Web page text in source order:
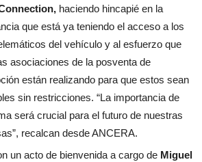
haciendo hincapié en la
que está ya teniendo el acceso a los
del vehículo y al esfuerzo que
asociaciones de la posventa de
están realizando para que estos sean
sin restricciones. “La importancia de
será crucial para el futuro de nuestras
recalcan desde ANCERA.
un acto de bienvenida a cargo de Miguel